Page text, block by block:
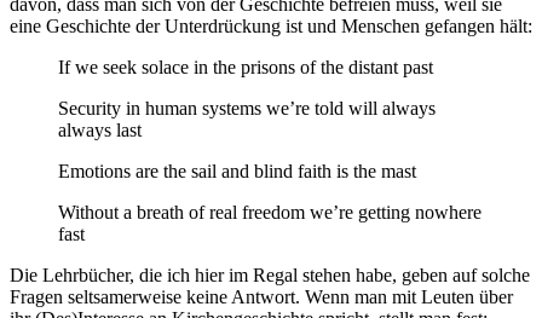
eine Geschichte der Unterdrückung ist und Menschen gefangen hält:
If we seek solace in the prisons of the distant past
Security in human systems we’re told will always
always last
Emotions are the sail and blind faith is the mast
Without a breath of real freedom we’re getting nowhere
fast
Die Lehrbücher, die ich hier im Regal stehen habe, geben auf solche
Fragen seltsamerweise keine Antwort. Wenn man mit Leuten über